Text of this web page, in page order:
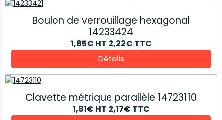
Boulon de verrouillage hexagonal
14233424
1,85€ HT 2,22€ TTC
Détails
Clavette métrique parallèle 14723110
1,81€ HT 2,17€ TTC